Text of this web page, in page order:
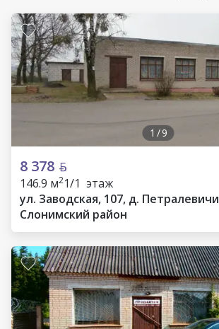
1 /9
8 378
146.9 м21/1 этаж
ул. Заводская, 107, д.
Слонимский район